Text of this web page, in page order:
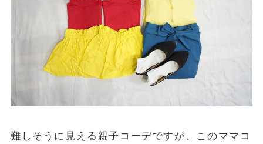
難しそうに見える親子コーデですが、このママコ